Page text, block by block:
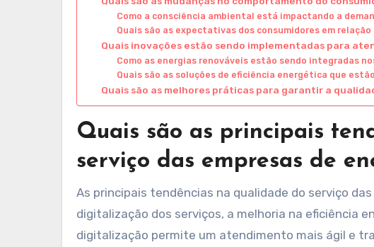
Como a consciência ambiental está impactando a
Quais são as expectativas dos consumidores em
Quais inovações estão sendo implementadas para
Como as energias renováveis estão sendo integradas
Quais são as soluções de eficiência energética que
Quais são as melhores práticas para garantir a
Quais são as principais
serviço das empresas de
As principais tendências na qualidade do serviço das empresas de energia elétrica no Brasil incluem a
digitalização dos serviços, a melhoria na eficiência
digitalização permite um atendimento mais ágil e